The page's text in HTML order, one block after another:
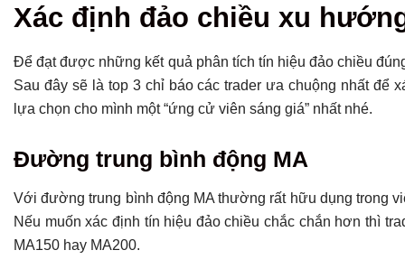
Xác định đảo chiều xu
Để đạt được những kết quả phân tích tín hiệu đảo chiều
Sau đây sẽ là top 3 chỉ báo các trader ưa chuộng nhất để
lựa chọn cho mình một “ứng cử viên sáng giá” nhất nhé.
Đường trung bình động MA
Với đường trung bình động MA thường rất hữu dụng trong
Nếu muốn xác định tín hiệu đảo chiều chắc chắn hơn thì
MA150 hay MA200.